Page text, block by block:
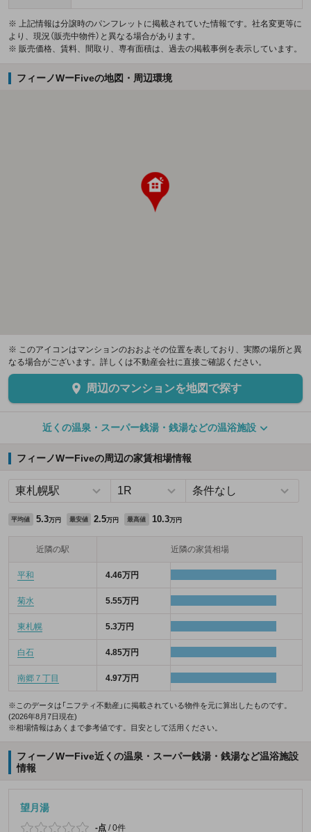
※ 上記情報は分譲時のパンフレットに掲載されていた情報です。社名変更等に
より、現況（販売中物件）と異なる場合があります。
※ 販売価格、賃料、間取り、専有面積は、過去の掲載事例を表示しています。
フィーノWーFiveの地図・周辺環境
※ このアイコンはマンションのおおよその位置を表しており、実際の場所と異
なる場合がございます。詳しくは不動産会社に直接ご確認ください。
周辺のマンションを地図で探す
近くの温泉・スーパー銭湯・銭湯などの温浴施設
フィーノWーFiveの周辺の家賃相場情報
平均値 5.3万円 最安値 2.5万円 最高値 10.3万円
近隣の駅 近隣の家賃相場
平和 4.46万円
菊水 5.55万円
東札幌 5.3万円
白石 4.85万円
南郷７丁目 4.97万円
※このデータは「ニフティ不動産」に掲載されている物件を元に算出したものです。
(2026年8月7日現在)
※相場情報はあくまで参考値です。目安として活用ください。
フィーノWーFive近くの温泉・スーパー銭湯・銭湯など温浴施設
情報
望月湯
-点 /0件